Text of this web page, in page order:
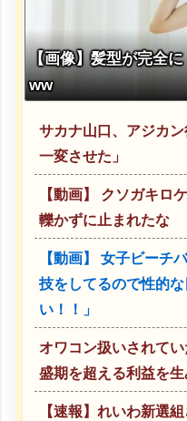
【画像】髪型が完全
ww
サカナ山口、アジカ
一変させた」
【動画】 クソガキロ
轢かずに止まれたな
【動画】 女子ビーチ
技をしてるので性的
い！！」
オワコン扱いされて
盛期を超える利益を
【速報】れいわ新選